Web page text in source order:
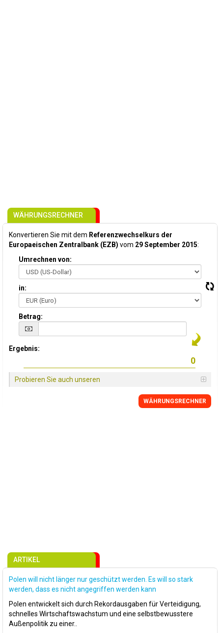
WÄHRUNGSRECHNER
Konvertieren Sie mit dem Referenzwechselkurs der
Europaeischen Zentralbank (EZB) vom 29 September 2015:
Umrechnen von:
in:
Betrag:
Ergebnis:
Probieren Sie auch unseren
WÄHRUNGSRECHNER
ARTIKEL
Polen will nicht länger nur geschützt werden. Es will so stark
werden, dass es nicht angegriffen werden kann
Polen entwickelt sich durch Rekordausgaben für Verteidigung,
schnelles Wirtschaftswachstum und eine selbstbewusstere
Außenpolitik zu einer..